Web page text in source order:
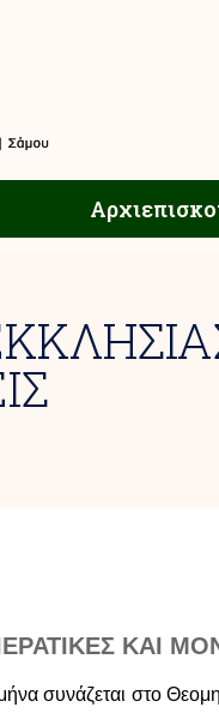
ΚΑΙ
συνάζεται στο